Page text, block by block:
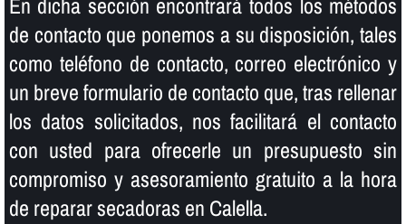
de contacto que ponemos a su disposición, tales
como teléfono de contacto, correo electrónico y
un breve formulario de contacto que, tras rellenar
los datos solicitados, nos facilitará el contacto
con usted para ofrecerle un presupuesto sin
compromiso y asesoramiento gratuito a la hora
de reparar secadoras en Calella.